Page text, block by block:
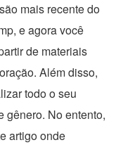
mais recente do
e agora você
de materiais
Além disso,
todo o seu
gênero. No entento,
artigo onde